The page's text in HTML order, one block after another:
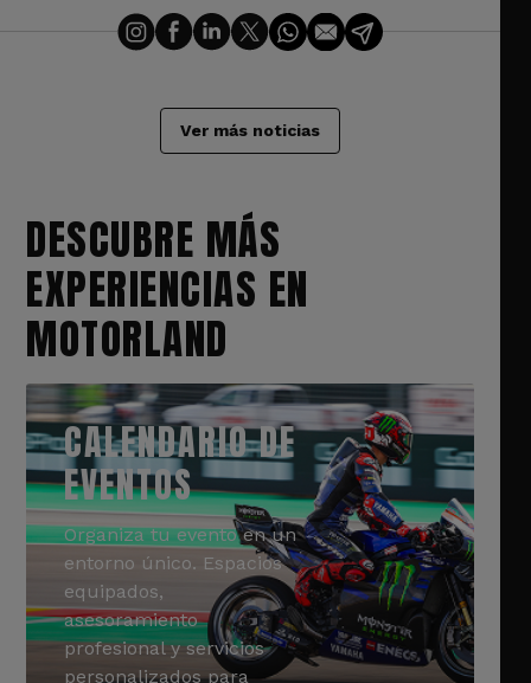
Ver más noticias
DESCUBRE MÁS
EXPERIENCIAS EN
MOTORLAND
CALENDARIO DE
EVENTOS
Organiza tu evento en un
entorno único. Espacios
equipados,
asesoramiento
profesional y servicios
personalizados para